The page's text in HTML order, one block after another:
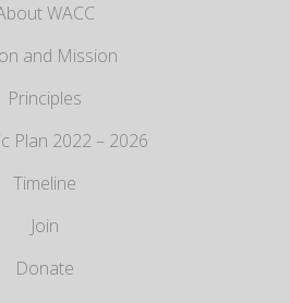
WACC
and Mission
Principles
Plan 2022 – 2026
Timeline
Join
Donate